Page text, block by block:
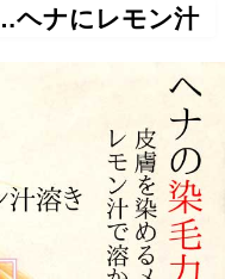
ヘナにレモン汁